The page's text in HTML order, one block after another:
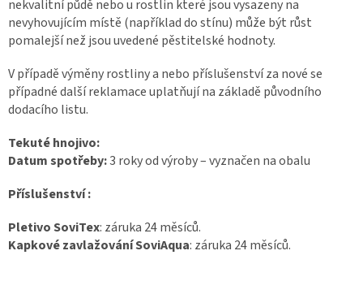
nekvalitní půdě nebo u rostlin které jsou vysazeny na
nevyhovujícím místě (například do stínu) může být růst
pomalejší než jsou uvedené pěstitelské hodnoty.
V případě výměny rostliny a nebo příslušenství za nové se
případné další reklamace uplatňují na základě původního
dodacího listu.
Tekuté hnojivo:
Datum spotřeby:3 roky od výroby – vyznačen na obalu
Příslušenství :
Pletivo SoviTex: záruka 24 měsíců.
Kapkové zavlažování SoviAqua: záruka 24 měsíců.